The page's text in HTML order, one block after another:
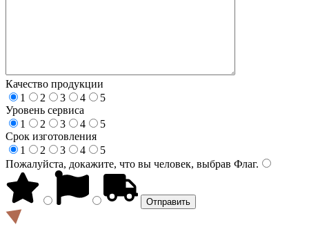
Качество продукции
1
2 3 4
5
Уровень сервиса
1
2 3 4
5
Срок изготовления
1
2 3 4
5
Пожалуйста, докажите, что вы человек, выбрав Флаг.